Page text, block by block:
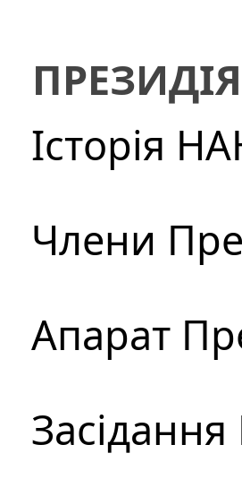
Історія
Члени
Апарат